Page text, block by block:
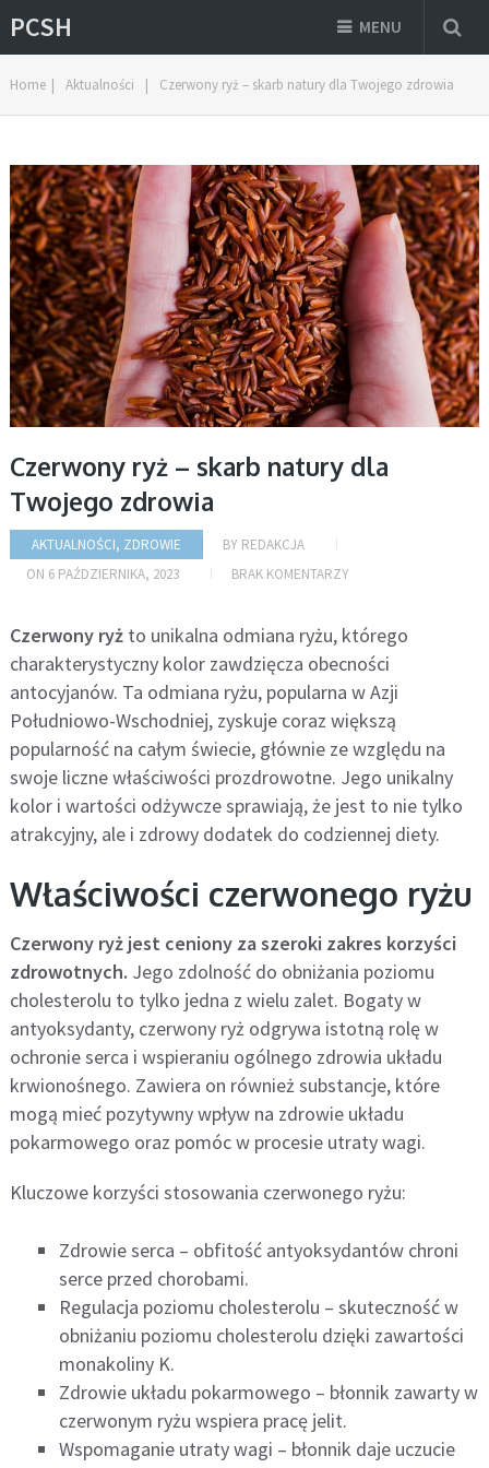
PCSH MENU
Home | Aktualności | Czerwony ryż – skarb natury dla Twojego zdrowia
Czerwony ryż – skarb natury dla
Twojego zdrowia
AKTUALNOŚCI, ZDROWIE BY REDAKCJA
ON 6 PAŹDZIERNIKA, 2023 BRAK KOMENTARZY
Czerwony ryżto unikalna odmiana ryżu, którego
charakterystyczny kolor zawdzięcza obecności
antocyjanów. Ta odmiana ryżu, popularna w Azji
Południowo-Wschodniej, zyskuje coraz większą
popularność na całym świecie, głównie ze względu na
swoje liczne właściwości prozdrowotne. Jego unikalny
kolor i wartości odżywcze sprawiają, że jest to nie tylko
atrakcyjny, ale i zdrowy dodatek do codziennej diety.
Właściwości czerwonego ryżu
Czerwony ryż jest ceniony za szeroki zakres korzyści
zdrowotnych. Jego zdolność do obniżania poziomu
cholesterolu to tylko jedna z wielu zalet. Bogaty w
antyoksydanty, czerwony ryż odgrywa istotną rolę w
ochronie serca i wspieraniu ogólnego zdrowia układu
krwionośnego. Zawiera on również substancje, które
mogą mieć pozytywny wpływ na zdrowie układu
pokarmowego oraz pomóc w procesie utraty wagi.
Kluczowe korzyści stosowania czerwonego ryżu:
Zdrowie serca – obfitość antyoksydantów chroni
serce przed chorobami.
Regulacja poziomu cholesterolu – skuteczność w
obniżaniu poziomu cholesterolu dzięki zawartości
monakoliny K.
Zdrowie układu pokarmowego – błonnik zawarty w
czerwonym ryżu wspiera pracę jelit.
Wspomaganie utraty wagi – błonnik daje uczucie